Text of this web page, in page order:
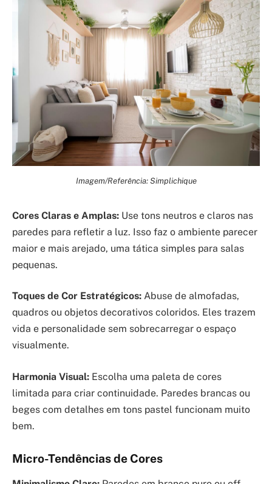
Imagem/Referência: Simplichique
Cores Claras e Amplas: Use tons neutros e claros nas
paredes para refletir a luz. Isso faz o ambiente parecer
maior e mais arejado, uma tática simples para salas
pequenas.
Toques de Cor Estratégicos: Abuse de almofadas,
quadros ou objetos decorativos coloridos. Eles trazem
vida e personalidade sem sobrecarregar o espaço
visualmente.
Harmonia Visual: Escolha uma paleta de cores
limitada para criar continuidade. Paredes brancas ou
beges com detalhes em tons pastel funcionam muito
bem.
Micro-Tendências de Cores